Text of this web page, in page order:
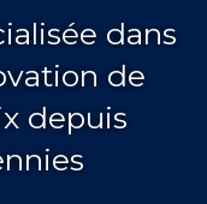
dans
de
depuis